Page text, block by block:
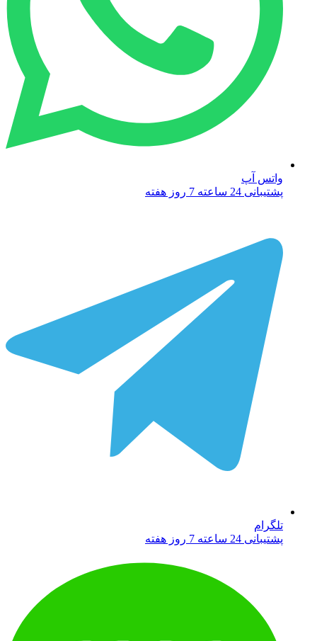
واتس آپ
پشتیبانی 24 ساعته 7 روز هفته
تلگرام
پشتیبانی 24 ساعته 7 روز هفته